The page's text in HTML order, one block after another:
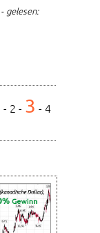
- gelesen:
- 2 - 3 - 4